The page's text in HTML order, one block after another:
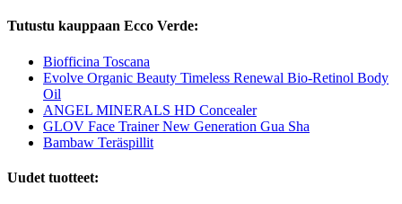
Tutustu kauppaan Ecco Verde:
Biofficina Toscana
Evolve Organic Beauty Timeless Renewal Bio-Retinol Body
Oil
ANGEL MINERALS HD Concealer
GLOV Face Trainer New Generation Gua Sha
Bambaw Teräspillit
Uudet tuotteet: